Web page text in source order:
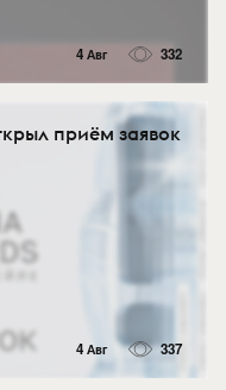
4 Авг 332
приём заявок
4 Авг 337